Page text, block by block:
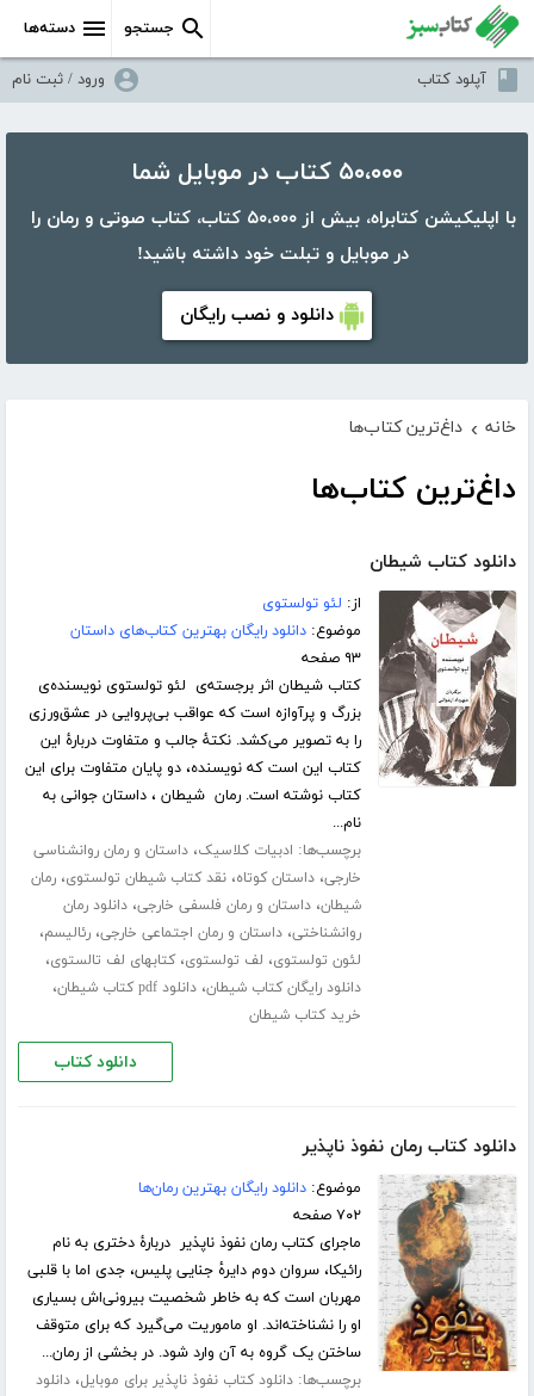
دسته‌ها جستجو
آپلود کتاب ورود / ثبت نام
۵۰،۰۰۰ کتاب در موبایل شما
با اپلیکیشن کتابراه، بیش از ۵۰،۰۰۰ کتاب، کتاب صوتی و رمان را
در موبایل و تبلت خود داشته باشید!
دانلود و نصب رایگان
خانه › داغ‌ترین کتاب‌ها
داغ‌ترین کتاب‌ها
دانلود کتاب شیطان
از: لئو تولستوی
موضوع:دانلود رایگان بهترین کتاب‌های داستان
۹۳ صفحه
کتاب شیطان اثر برجسته‌ی لئو تولستوی نویسنده‌ی
بزرگ و پرآوازه است که عواقب بی‌پروایی در عشق‌ورزی
را به تصویر می‌کشد. نکتۀ جالب و متفاوت دربارۀ این
کتاب این است که نویسنده، دو پایان متفاوت برای این
کتاب نوشته است. رمان شیطان ، داستان جوانی به
نام...
برچسب‌ها: ادبیات کلاسیک،داستان و رمان روانشناسی
خارجی،داستان کوتاه،نقد کتاب شیطان تولستوی،رمان
شیطان،داستان و رمان فلسفی خارجی،دانلود رمان
روانشناختی،داستان و رمان اجتماعی خارجی،رئالیسم،
لئون تولستوی، لف تولستوی،کتابهای لف تالستوی،
دانلود رایگان کتاب شیطان،دانلود pdf کتاب شیطان ،
خرید کتاب شیطان
دانلود کتاب
دانلود کتاب رمان نفوذ ناپذیر
موضوع:دانلود رایگان بهترین رمان‌ها
۷۰۲ صفحه
ماجرای کتاب رمان نفوذ ناپذیر دربارۀ دختری به نام
رائیکا، سروان دوم دایرهٔ جنایی پلیس، جدی اما با قلبی
مهربان است که به خاطر شخصیت بیرونی‌اش بسیاری
او را نشناخته‌اند. او ماموریت می‌گیرد که برای متوقف
ساختن یک گروه به آن وارد شود. در بخشی از رمان...
برچسب‌ها:دانلود کتاب نفوذ ناپذیر برای موبایل،دانلود